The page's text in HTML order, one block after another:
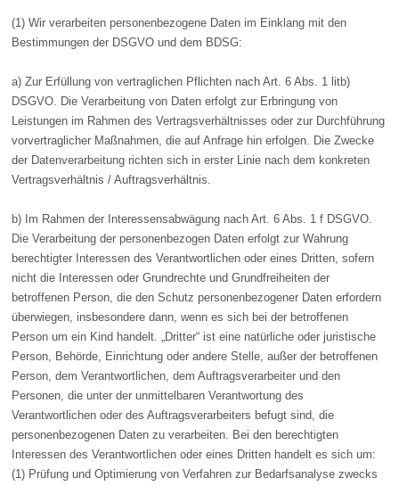
(1) Wir verarbeiten personenbezogene Daten im Einklang mit den
Bestimmungen der DSGVO und dem BDSG:
a) Zur Erfüllung von vertraglichen Pflichten nach Art. 6 Abs. 1 litb)
DSGVO. Die Verarbeitung von Daten erfolgt zur Erbringung von
Leistungen im Rahmen des Vertragsverhältnisses oder zur Durchführung
vorvertraglicher Maßnahmen, die auf Anfrage hin erfolgen. Die Zwecke
der Datenverarbeitung richten sich in erster Linie nach dem konkreten
Vertragsverhältnis / Auftragsverhältnis.
b) Im Rahmen der Interessensabwägung nach Art. 6 Abs. 1 f DSGVO.
Die Verarbeitung der personenbezogen Daten erfolgt zur Wahrung
berechtigter Interessen des Verantwortlichen oder eines Dritten, sofern
nicht die Interessen oder Grundrechte und Grundfreiheiten der
betroffenen Person, die den Schutz personenbezogener Daten erfordern
überwiegen, insbesondere dann, wenn es sich bei der betroffenen
Person um ein Kind handelt. „Dritter“ ist eine natürliche oder juristische
Person, Behörde, Einrichtung oder andere Stelle, außer der betroffenen
Person, dem Verantwortlichen, dem Auftragsverarbeiter und den
Personen, die unter der unmittelbaren Verantwortung des
Verantwortlichen oder des Auftragsverarbeiters befugt sind, die
personenbezogenen Daten zu verarbeiten. Bei den berechtigten
Interessen des Verantwortlichen oder eines Dritten handelt es sich um:
(1) Prüfung und Optimierung von Verfahren zur Bedarfsanalyse zwecks